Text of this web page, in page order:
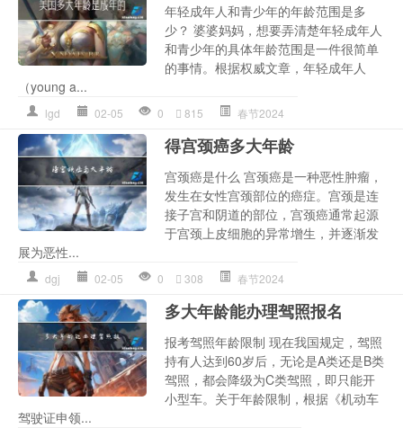
年轻成年人和青少年的年龄范围是多
少？ 婆婆妈妈，想要弄清楚年轻成年人
和青少年的具体年龄范围是一件很简单
的事情。根据权威文章，年轻成年人
（young a...
lgd 02-05 0 815 春节2024
得宫颈癌多大年龄
宫颈癌是什么 宫颈癌是一种恶性肿瘤，
发生在女性宫颈部位的癌症。宫颈是连
接子宫和阴道的部位，宫颈癌通常起源
于宫颈上皮细胞的异常增生，并逐渐发
展为恶性...
dgj 02-05 0 308 春节2024
多大年龄能办理驾照报名
报考驾照年龄限制 现在我国规定，驾照
持有人达到60岁后，无论是A类还是B类
驾照，都会降级为C类驾照，即只能开
小型车。关于年龄限制，根据《机动车
驾驶证申领...